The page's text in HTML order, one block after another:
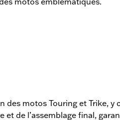
motos Touring et Trike,
de l’assemblage final,